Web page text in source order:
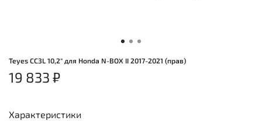
Teyes CC3L 10,2" для Honda N-BOX II 2017-2021 (прав)
19 833 ₽
Характеристики